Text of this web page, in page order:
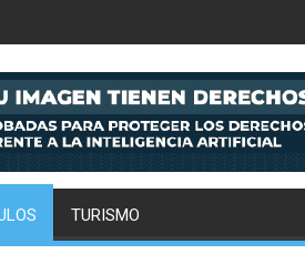
internaciona
TURISMO